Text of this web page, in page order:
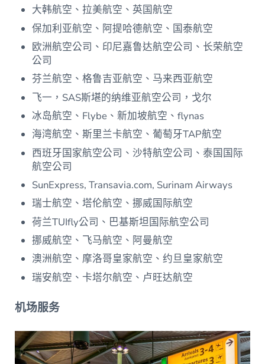
大韩航空、拉美航空、英国航空
保加利亚航空、阿提哈德航空、国泰航空
欧洲航空公司、印尼嘉鲁达航空公司、长荣航空
公司
芬兰航空、格鲁吉亚航空、马来西亚航空
飞一，SAS斯堪的纳维亚航空公司，戈尔
冰岛航空、Flybe、新加坡航空、flynas
海湾航空、斯里兰卡航空、葡萄牙TAP航空
西班牙国家航空公司、沙特航空公司、泰国国际
航空公司
SunExpress, Transavia.com, Surinam Airways
瑞士航空、塔伦航空、挪威国际航空
荷兰TUIfly公司、巴基斯坦国际航空公司
挪威航空、飞马航空、阿曼航空
澳洲航空、摩洛哥皇家航空、约旦皇家航空
瑞安航空、卡塔尔航空、卢旺达航空
机场服务